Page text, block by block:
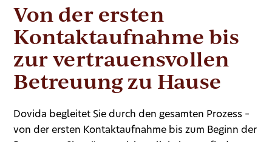
Von der ersten
Kontaktaufnahme bis
zur vertrauensvollen
Betreuung zu Hause
Dovida begleitet Sie durch den gesamten Prozess –
von der ersten Kontaktaufnahme bis zum Beginn der